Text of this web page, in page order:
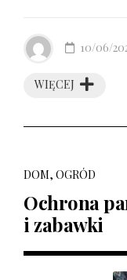
WIĘCEJ
10/06/
DOM, OGRÓD
Ochrona
i zabawki